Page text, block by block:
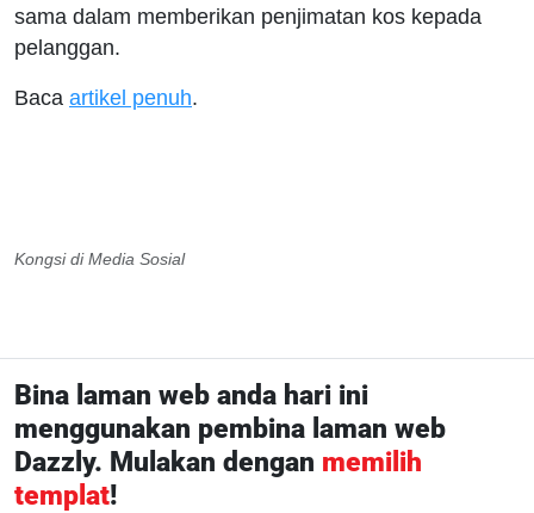
sama dalam memberikan penjimatan kos kepada
pelanggan.
Baca artikel penuh.
Kongsi di Media Sosial
Bina laman web anda hari ini
menggunakan pembina laman web
Dazzly. Mulakan dengan memilih
templat!